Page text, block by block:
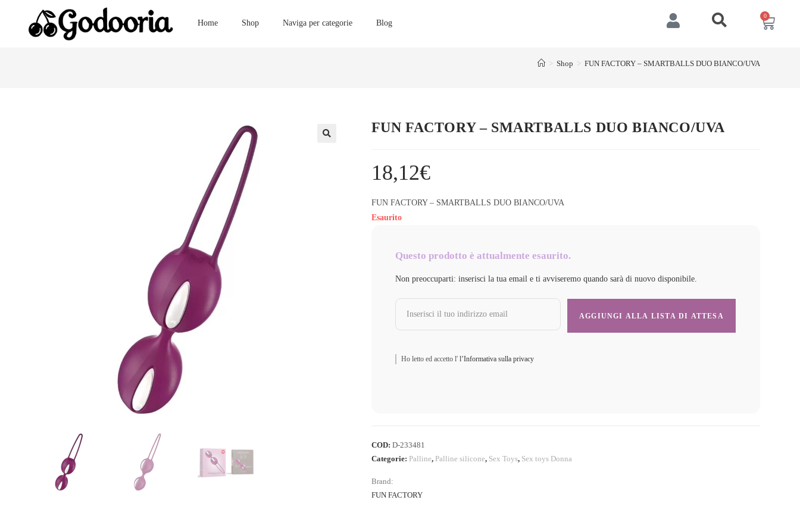
Home Shop Naviga per categorie Blog
0
> Shop > FUN FACTORY – SMARTBALLS DUO BIANCO/UVA
FUN FACTORY – SMARTBALLS DUO BIANCO/UVA
18,12€
FUN FACTORY – SMARTBALLS DUO BIANCO/UVA
Esaurito
Questo prodotto è attualmente esaurito.
Non preoccuparti: inserisci la tua email e ti avviseremo quando sarà di nuovo disponibile.
Ho letto ed accetto l'l’Informativa sulla privacy
COD: D-233481
Categorie: Palline, Palline silicone, Sex Toys, Sex toys Donna
Brand:
FUN FACTORY